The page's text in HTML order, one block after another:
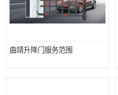
曲靖升降门服务范围